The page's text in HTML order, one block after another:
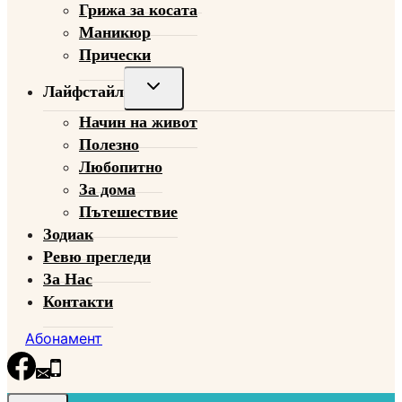
Грижа за косата
Маникюр
Прически
Лайфстайл
Toggle
child
menu
Начин на живот
Полезно
Любопитно
За дома
Пътешествие
Зодиак
Ревю прегледи
За Нас
Контакти
Абонамент